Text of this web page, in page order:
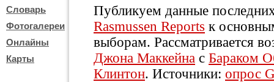
Словарь
Фотогалереи
Онлайны
Карты
Публикуем данные
Rasmussen Reports к
выборам. Рассматривается
Джона Маккейна с Бараком
Клинтон. Источники: опрос